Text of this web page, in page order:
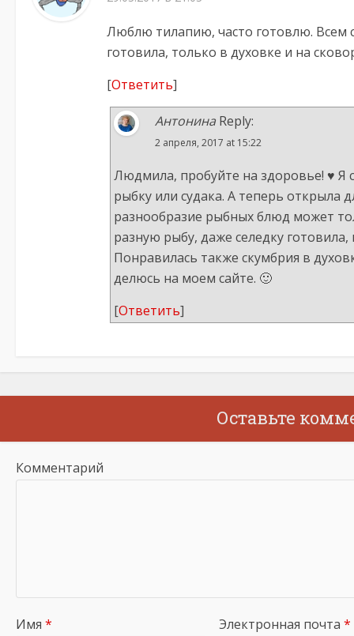
Люблю тилапию, часто готовлю. Всем
готовила, только в духовке и на
[Ответить]
Антонина Reply:
2 апреля, 2017 at 15:22
Людмила, пробуйте на здоровье! ♥ Я
рыбку или судака. А теперь открыла
разнообразие рыбных блюд может
разную рыбу, даже селедку
Понравилась также скумбрия в
делюсь на моем сайте. 🙂
[Ответить]
Оставьте
Комментарий
Имя * Электронная почта *